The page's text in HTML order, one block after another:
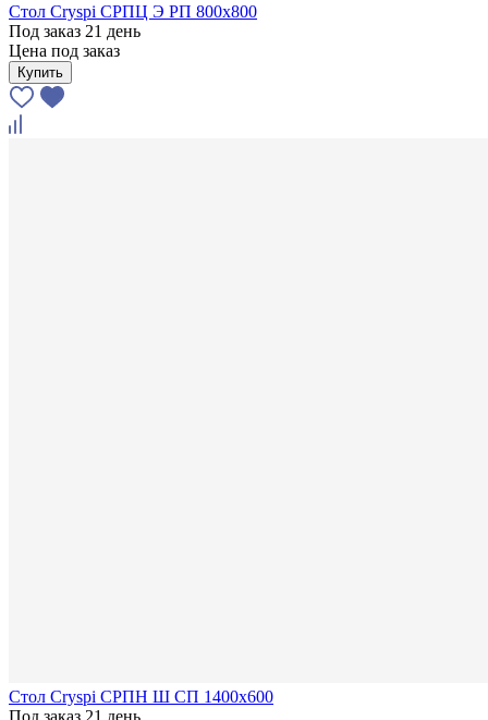
Стол Cryspi СРПЦ Э РП 800х800
Под заказ 21 день
Цена под заказ
Купить
Стол Cryspi СРПН Ш СП 1400х600
Под заказ 21 день